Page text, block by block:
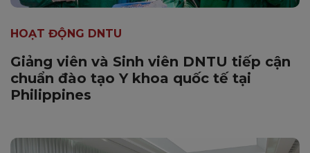
HOẠT ĐỘNG DNTU
Giảng viên và Sinh viên DNTU tiếp cận
chuẩn đào tạo Y khoa quốc tế tại
Philippines